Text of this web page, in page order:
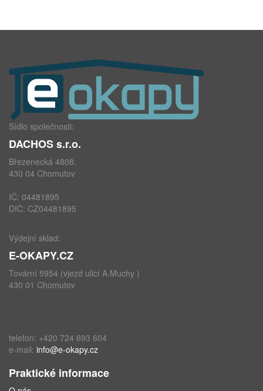
Sídlo společnosti:
DACHOS s.r.o.
Březenecká 4808,
430 04 Chomutov
IČ: 04481895
DIČ: CZ04481895
Výdejní sklad:
E-OKAPY.CZ
Tovární 5954 (vjezd ulicí A.Muchy )
430 01 Chomutov
telefon: +420 724 693 604
e-mail: info@e-okapy.cz
Praktické informace